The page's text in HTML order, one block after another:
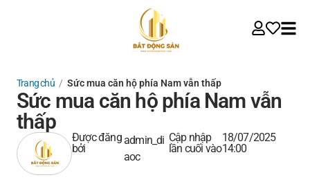
Trang chủ / Sức mua căn hộ phía Nam vẫn thấp
Sức mua căn hộ phía Nam vẫn
thấp
Được đăng
bởi
admin_di
aoc
Cập nhập
lần cuối vào
18/07/2025
14:00